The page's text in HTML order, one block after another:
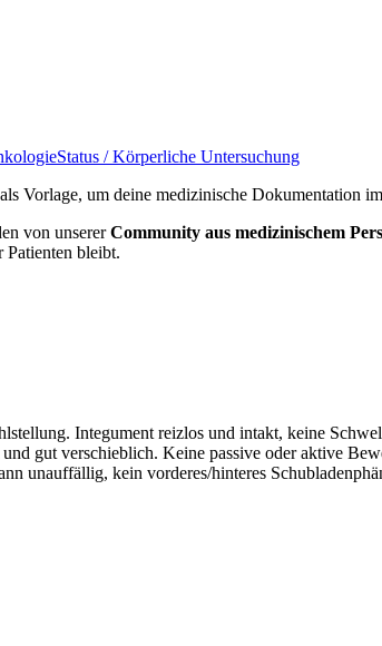
Status / Körperliche Untersuchung
Vorlage, um deine medizinische Dokumentation
von unsererCommunity aus medizinischem
bleibt.
Integument reizlos und intakt, keine
gut verschieblich. Keine passive oder aktive
unauffällig, kein vorderes/hinteres